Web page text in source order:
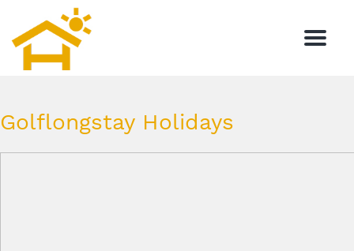
Menu
Golflongstay Holidays